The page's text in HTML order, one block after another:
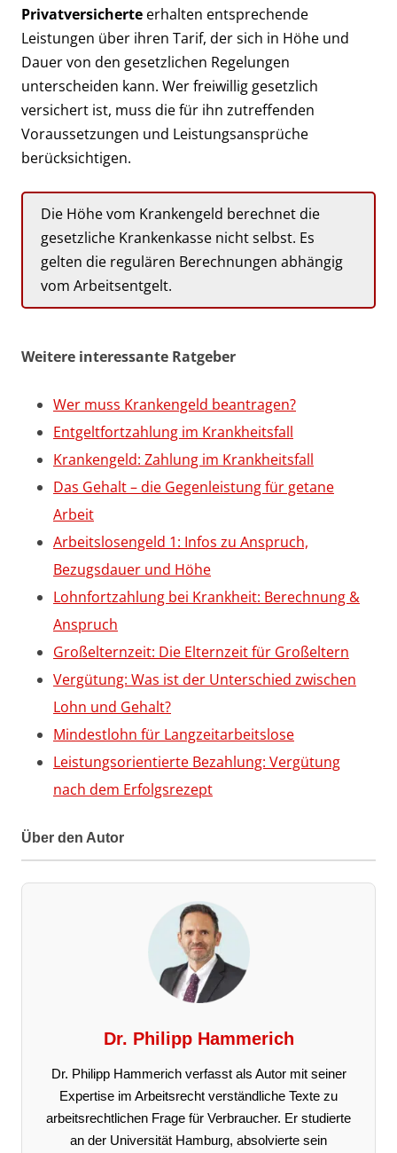
Privatversicherte erhalten entsprechende
Leistungen über ihren Tarif, der sich in Höhe und
Dauer von den gesetzlichen Regelungen
unterscheiden kann. Wer freiwillig gesetzlich
versichert ist, muss die für ihn zutreffenden
Voraussetzungen und Leistungsansprüche
berücksichtigen.
Die Höhe vom Krankengeld berechnet die
gesetzliche Krankenkasse nicht selbst. Es
gelten die regulären Berechnungen abhängig
vom Arbeitsentgelt.
Weitere interessante Ratgeber
Wer muss Krankengeld beantragen?
Entgeltfortzahlung im Krankheitsfall
Krankengeld: Zahlung im Krankheitsfall
Das Gehalt – die Gegenleistung für getane
Arbeit
Arbeitslosengeld 1: Infos zu Anspruch,
Bezugsdauer und Höhe
Lohnfortzahlung bei Krankheit: Berechnung &
Anspruch
Großelternzeit: Die Elternzeit für Großeltern
Vergütung: Was ist der Unterschied zwischen
Lohn und Gehalt?
Mindestlohn für Langzeitarbeitslose
Leistungsorientierte Bezahlung: Vergütung
nach dem Erfolgsrezept
Über den Autor
Dr. Philipp Hammerich
Dr. Philipp Hammerich verfasst als Autor mit seiner
Expertise im Arbeitsrecht verständliche Texte zu
arbeitsrechtlichen Frage für Verbraucher. Er studierte
an der Universität Hamburg, absolvierte sein